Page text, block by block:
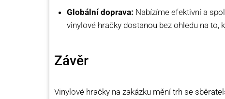
Globální doprava: Nabízíme efektivní a
vinylové hračky dostanou bez ohledu na to,
Závěr
Vinylové hračky na zakázku mění trh se